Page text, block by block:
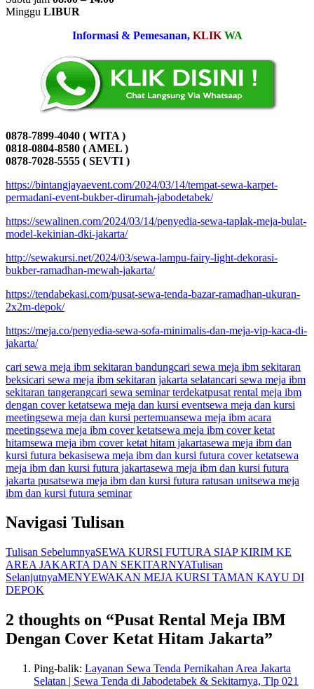
Minggu LIBUR
Informasi & Pemesanan, KLIK WA
0878-7899-4040 ( WITA )
0818-0804-8580 ( AMEL )
0878-7028-5555 ( SEVTI )
https://bintangjayaevent.com/2024/03/14/tempat-sewa-karpet-
permadani-event-bukber-dirumah-jabodetabek/
https://sewalinen.com/2024/03/14/penyedia-sewa-taplak-meja-bulat-
model-kekinian-dki-jakarta/
http://sewakursi.net/2024/03/sewa-lampu-fairy-light-dekorasi-
bukber-ramadhan-mewah-jakarta/
https://tendabekasi.com/pusat-sewa-tenda-bazar-ramadhan-ukuran-
2x2m-depok/
https://meja.co/penyedia-sewa-sofa-minimalis-dan-meja-vip-kaca-di-
jakarta/
cari sewa meja ibm sekitaran bandungcari sewa meja ibm sekitaran
beksicari sewa meja ibm sekitaran jakarta selatancari sewa meja ibm
sekitaran tangerangcari sewa seminar terdekatpusat rental meja ibm
dengan cover ketatsewa meja dan kursi eventsewa meja dan kursi
meetingsewa meja dan kursi pertemuansewa meja ibm acara
meetingsewa meja ibm cover ketatsewa meja ibm cover ketat
hitamsewa meja ibm cover ketat hitam jakartasewa meja ibm dan
kursi futura bekasisewa meja ibm dan kursi futura cover ketatsewa
meja ibm dan kursi futura jakartasewa meja ibm dan kursi futura
jakarta pusatsewa meja ibm dan kursi futura ratusan unitsewa meja
ibm dan kursi futura seminar
Navigasi Tulisan
Tulisan SebelumnyaSEWA KURSI FUTURA SIAP KIRIM KE
AREA JAKARTA DAN SEKITARNYATulisan
SelanjutnyaMENYEWAKAN MEJA KURSI TAMAN KAYU DI
DEPOK
2 thoughts on “Pusat Rental Meja IBM
Dengan Cover Ketat Hitam Jakarta”
Ping-balik: Layanan Sewa Tenda Pernikahan Area Jakarta
Selatan | Sewa Tenda di Jabodetabek & Sekitarnya, Tlp 021